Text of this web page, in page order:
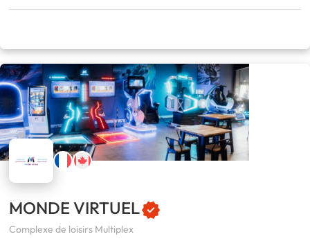
MONDE VIRTUEL
Complexe de loisirs Multiplex